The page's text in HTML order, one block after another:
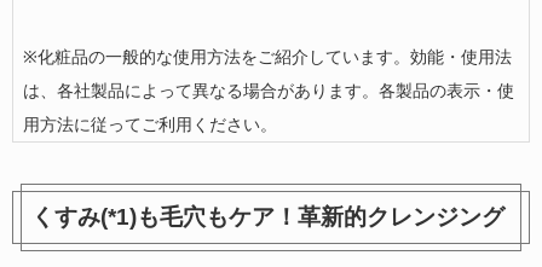
※化粧品の一般的な使用方法をご紹介しています。効能・使用法
は、各社製品によって異なる場合があります。各製品の表示・使
用方法に従ってご利用ください。
くすみ(*1)も毛穴もケア！革新的クレンジング